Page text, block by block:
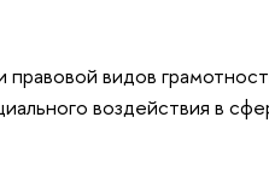
видов
воздействия в